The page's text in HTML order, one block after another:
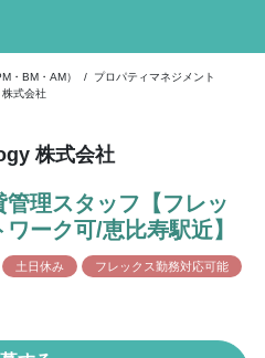
・BM・AM） /
プロパティマネジメント
式会社
株式会社
管理スタッフ【フレッ
ーク可/恵比寿駅近】
土日休み
フレックス勤務対応可能